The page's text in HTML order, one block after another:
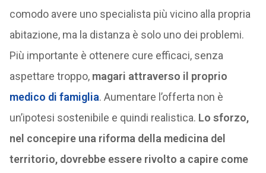
comodo avere uno specialista più vicino alla propria
abitazione, ma la distanza è solo uno dei problemi.
Più importante è ottenere cure efficaci, senza
aspettare troppo, magari attraverso il proprio
medico di famiglia. Aumentare l’offerta non è
un’ipotesi sostenibile e quindi realistica. Lo sforzo,
nel concepire una riforma della medicina del
territorio, dovrebbe essere rivolto a capire come